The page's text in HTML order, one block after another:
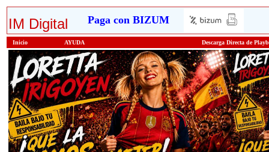
IM Digital Paga con BIZUM
Inicio AYUDA Descarga Directa de